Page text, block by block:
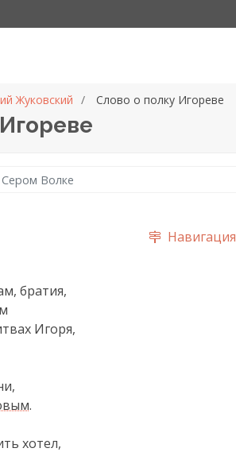
Жуковский Слово о полку Игореве
Волке
Навигация
братия,
Игоря,
.